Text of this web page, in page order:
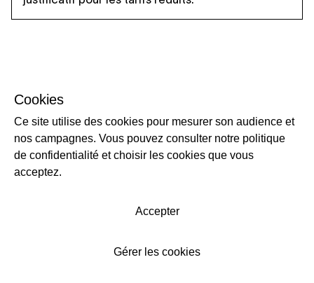
Cookies
Ce site utilise des cookies pour mesurer son audience et
nos campagnes. Vous pouvez consulter notre politique
de confidentialité et choisir les cookies que vous
acceptez.
Accepter
Gérer les cookies